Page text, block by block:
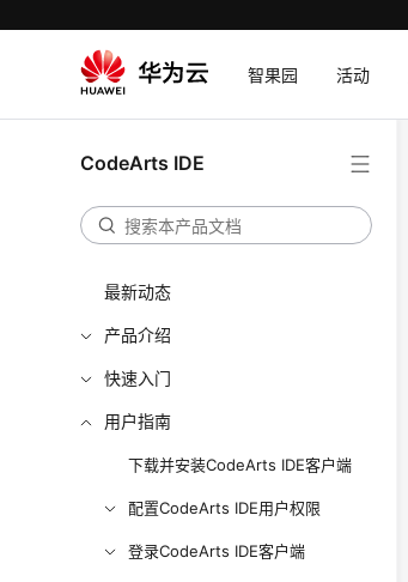
智果园 活动
CodeArts IDE
最新动态
产品介绍
快速入门
用户指南
下载并安装CodeArts IDE客户端
配置CodeArts IDE用户权限
登录CodeArts IDE客户端